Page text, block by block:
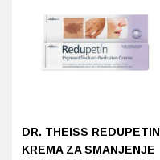
DR. THEISS REDUPETIN
KREMA ZA SMANJENJE